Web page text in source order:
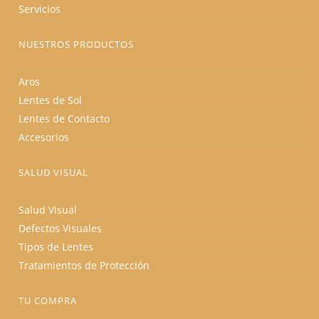
Servicios
NUESTROS PRODUCTOS
Aros
Lentes de Sol
Lentes de Contacto
Accesorios
SALUD VISUAL
Salud Visual
Defectos Visuales
Tipos de Lentes
Tratamientos de Protección
TU COMPRA